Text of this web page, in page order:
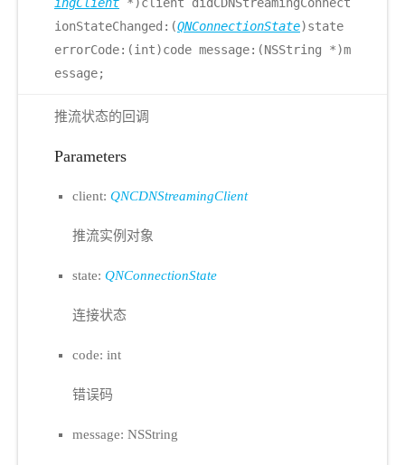
ionStateChanged:(QNConnectionState)state
errorCode:(int)code message:(NSString *)m
essage;
推流状态的回调
Parameters
client: QNCDNStreamingClient
推流实例对象
state: QNConnectionState
连接状态
code: int
错误码
message: NSString